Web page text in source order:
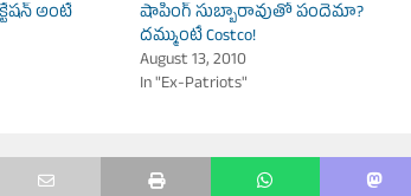
అంటే
షాపింగ్ సుబ్బారావుతో పందెమా?
దమ్ముంటే Costco!
August 13, 2010
In "Ex-Patriots"